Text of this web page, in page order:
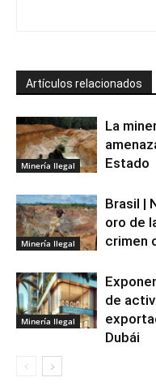
Artículos relacionados
Minería Ilegal
La
Estado
Minería Ilegal
Brasil |
oro de
crimen
Minería Ilegal
de
Dubái